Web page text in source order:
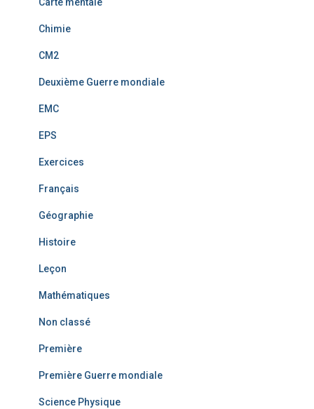
Carte mentale
Chimie
CM2
Deuxième Guerre mondiale
EMC
EPS
Exercices
Français
Géographie
Histoire
Leçon
Mathématiques
Non classé
Première
Première Guerre mondiale
Science Physique